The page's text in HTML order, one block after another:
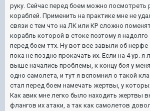
руку. Сейчас перед боем можно посмотреть
кораблей. Применить на практике мне не
связи с тем что на ЛК или КР сложно
корабль которой в стоке поэтому я
перед боем ттх. Ну вот все завыли об
пока не поздно прокачать их. Если на 4 ур. я
выше начались проблемы, к концу боя у
одно самолета, и тут я вспомнил о такой
стал перед боем намечать жертвы, у
Как авик мне легко было находить жертвы
флангов их атаки, а так как самолетов